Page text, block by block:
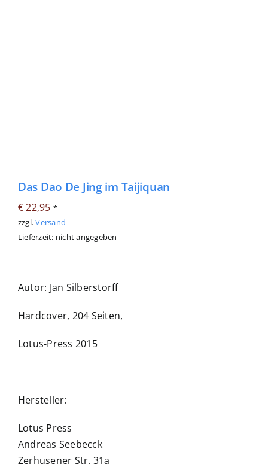
Das Dao De Jing im Taijiquan
€22,95 *
zzgl.Versand
Lieferzeit: nicht angegeben
Autor: Jan Silberstorff
Hardcover, 204 Seiten,
Lotus-Press 2015
Hersteller:
Lotus Press
Andreas Seebecck
Zerhusener Str. 31a